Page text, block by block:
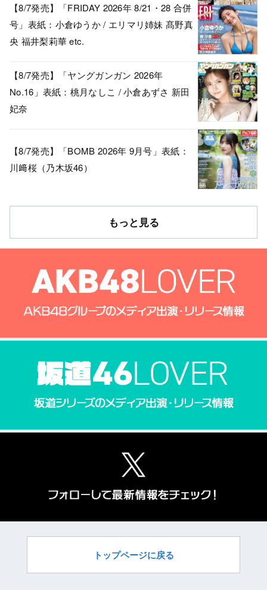
【8/7発売】「FRIDAY 2026年 8/21・28 合併
号」表紙：小倉ゆうか / エリマリ姉妹 髙野真
央 福井梨莉華 etc.
【8/7発売】「ヤングガンガン 2026年
No.16」表紙：桃月なしこ / 小倉あずさ 新田
妃奈
【8/7発売】「BOMB 2026年 9月号」表紙：
川﨑桜（乃木坂46）
もっと見る
トップページに戻る